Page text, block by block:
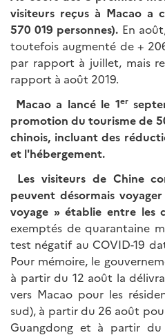
visiteurs reçus à Macao a
570 019 personnes). En
toutefois augmenté de +
par rapport à juillet, mais
rapport à août 2019.
Macao a lancé le 1er
promotion du tourisme de
chinois, incluant des
et l'hébergement.
Les visiteurs de Chine
peuvent désormais
voyage » établie entre les
exemptés de quarantaine
test négatif au COVID-19
Pour mémoire, le
à partir du 12 août la
vers Macao pour les
sud), à partir du 26 août
Guangdong et à partir